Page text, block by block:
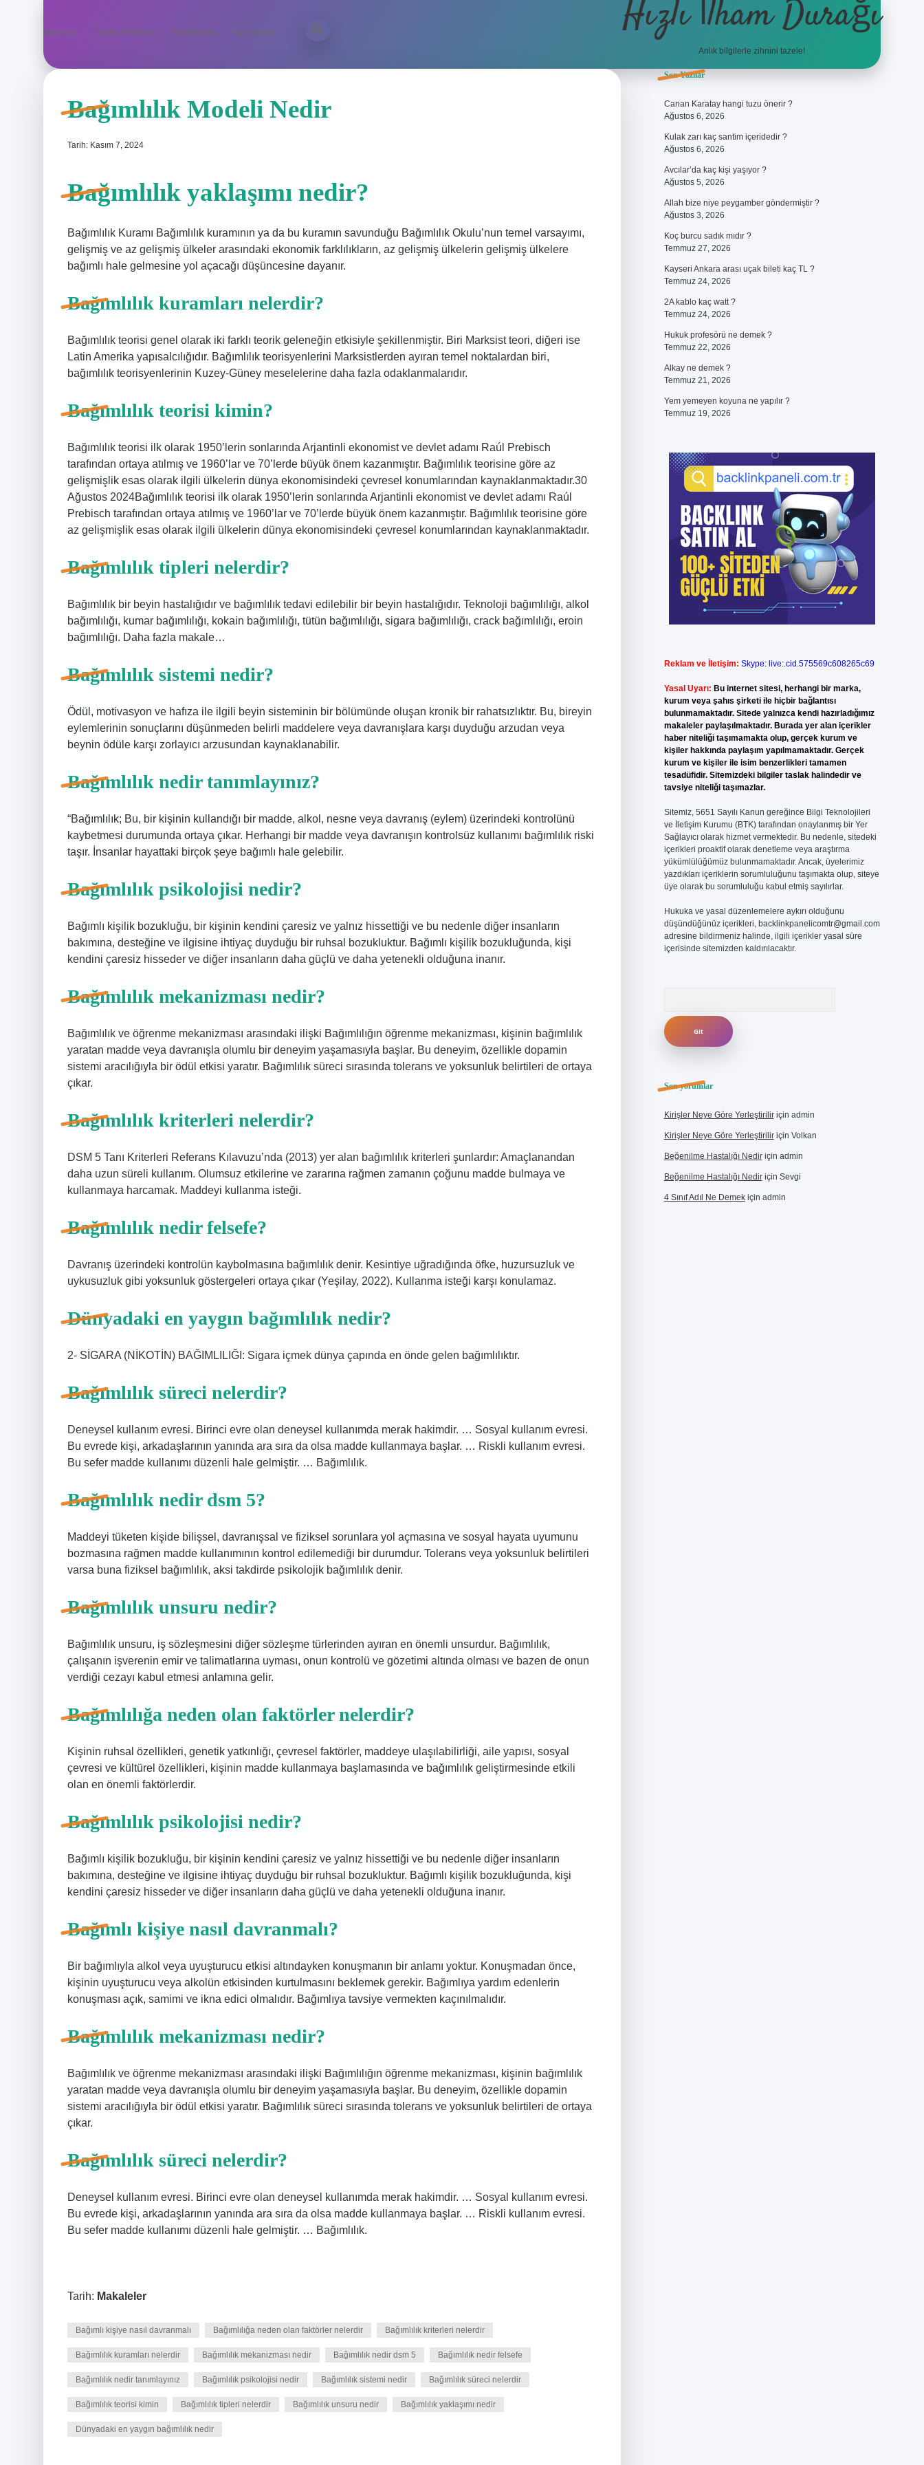
Anasayfa Gizlilik Politikası Yasal Uyarı Hakkımızda Hızlı İlham Durağı
Anlık bilgilerle zihnini tazele!
Bağımlılık Modeli Nedir
Tarih: Kasım 7, 2024
Bağımlılık yaklaşımı nedir?
Bağımlılık Kuramı Bağımlılık kuramının ya da bu kuramın savunduğu Bağımlılık Okulu’nun temel varsayımı,
gelişmiş ve az gelişmiş ülkeler arasındaki ekonomik farklılıkların, az gelişmiş ülkelerin gelişmiş ülkelere
bağımlı hale gelmesine yol açacağı düşüncesine dayanır.
Bağımlılık kuramları nelerdir?
Bağımlılık teorisi genel olarak iki farklı teorik geleneğin etkisiyle şekillenmiştir. Biri Marksist teori, diğeri ise
Latin Amerika yapısalcılığıdır. Bağımlılık teorisyenlerini Marksistlerden ayıran temel noktalardan biri,
bağımlılık teorisyenlerinin Kuzey-Güney meselelerine daha fazla odaklanmalarıdır.
Bağımlılık teorisi kimin?
Bağımlılık teorisi ilk olarak 1950’lerin sonlarında Arjantinli ekonomist ve devlet adamı Raúl Prebisch
tarafından ortaya atılmış ve 1960’lar ve 70’lerde büyük önem kazanmıştır. Bağımlılık teorisine göre az
gelişmişlik esas olarak ilgili ülkelerin dünya ekonomisindeki çevresel konumlarından kaynaklanmaktadır.30
Ağustos 2024Bağımlılık teorisi ilk olarak 1950’lerin sonlarında Arjantinli ekonomist ve devlet adamı Raúl
Prebisch tarafından ortaya atılmış ve 1960’lar ve 70’lerde büyük önem kazanmıştır. Bağımlılık teorisine göre
az gelişmişlik esas olarak ilgili ülkelerin dünya ekonomisindeki çevresel konumlarından kaynaklanmaktadır.
Bağımlılık tipleri nelerdir?
Bağımlılık bir beyin hastalığıdır ve bağımlılık tedavi edilebilir bir beyin hastalığıdır. Teknoloji bağımlılığı, alkol
bağımlılığı, kumar bağımlılığı, kokain bağımlılığı, tütün bağımlılığı, sigara bağımlılığı, crack bağımlılığı, eroin
bağımlılığı. Daha fazla makale…
Bağımlılık sistemi nedir?
Ödül, motivasyon ve hafıza ile ilgili beyin sisteminin bir bölümünde oluşan kronik bir rahatsızlıktır. Bu, bireyin
eylemlerinin sonuçlarını düşünmeden belirli maddelere veya davranışlara karşı duyduğu arzudan veya
beynin ödüle karşı zorlayıcı arzusundan kaynaklanabilir.
Bağımlılık nedir tanımlayınız?
“Bağımlılık; Bu, bir kişinin kullandığı bir madde, alkol, nesne veya davranış (eylem) üzerindeki kontrolünü
kaybetmesi durumunda ortaya çıkar. Herhangi bir madde veya davranışın kontrolsüz kullanımı bağımlılık riski
taşır. İnsanlar hayattaki birçok şeye bağımlı hale gelebilir.
Bağımlılık psikolojisi nedir?
Bağımlı kişilik bozukluğu, bir kişinin kendini çaresiz ve yalnız hissettiği ve bu nedenle diğer insanların
bakımına, desteğine ve ilgisine ihtiyaç duyduğu bir ruhsal bozukluktur. Bağımlı kişilik bozukluğunda, kişi
kendini çaresiz hisseder ve diğer insanların daha güçlü ve daha yetenekli olduğuna inanır.
Bağımlılık mekanizması nedir?
Bağımlılık ve öğrenme mekanizması arasındaki ilişki Bağımlılığın öğrenme mekanizması, kişinin bağımlılık
yaratan madde veya davranışla olumlu bir deneyim yaşamasıyla başlar. Bu deneyim, özellikle dopamin
sistemi aracılığıyla bir ödül etkisi yaratır. Bağımlılık süreci sırasında tolerans ve yoksunluk belirtileri de ortaya
çıkar.
Bağımlılık kriterleri nelerdir?
DSM 5 Tanı Kriterleri Referans Kılavuzu’nda (2013) yer alan bağımlılık kriterleri şunlardır: Amaçlanandan
daha uzun süreli kullanım. Olumsuz etkilerine ve zararına rağmen zamanın çoğunu madde bulmaya ve
kullanmaya harcamak. Maddeyi kullanma isteği.
Bağımlılık nedir felsefe?
Davranış üzerindeki kontrolün kaybolmasına bağımlılık denir. Kesintiye uğradığında öfke, huzursuzluk ve
uykusuzluk gibi yoksunluk göstergeleri ortaya çıkar (Yeşilay, 2022). Kullanma isteği karşı konulamaz.
Dünyadaki en yaygın bağımlılık nedir?
2- SİGARA (NİKOTİN) BAĞIMLILIĞI: Sigara içmek dünya çapında en önde gelen bağımlılıktır.
Bağımlılık süreci nelerdir?
Deneysel kullanım evresi. Birinci evre olan deneysel kullanımda merak hakimdir. … Sosyal kullanım evresi.
Bu evrede kişi, arkadaşlarının yanında ara sıra da olsa madde kullanmaya başlar. … Riskli kullanım evresi.
Bu sefer madde kullanımı düzenli hale gelmiştir. … Bağımlılık.
Bağımlılık nedir dsm 5?
Maddeyi tüketen kişide bilişsel, davranışsal ve fiziksel sorunlara yol açmasına ve sosyal hayata uyumunu
bozmasına rağmen madde kullanımının kontrol edilemediği bir durumdur. Tolerans veya yoksunluk belirtileri
varsa buna fiziksel bağımlılık, aksi takdirde psikolojik bağımlılık denir.
Bağımlılık unsuru nedir?
Bağımlılık unsuru, iş sözleşmesini diğer sözleşme türlerinden ayıran en önemli unsurdur. Bağımlılık,
çalışanın işverenin emir ve talimatlarına uyması, onun kontrolü ve gözetimi altında olması ve bazen de onun
verdiği cezayı kabul etmesi anlamına gelir.
Bağımlılığa neden olan faktörler nelerdir?
Kişinin ruhsal özellikleri, genetik yatkınlığı, çevresel faktörler, maddeye ulaşılabilirliği, aile yapısı, sosyal
çevresi ve kültürel özellikleri, kişinin madde kullanmaya başlamasında ve bağımlılık geliştirmesinde etkili
olan en önemli faktörlerdir.
Bağımlılık psikolojisi nedir?
Bağımlı kişilik bozukluğu, bir kişinin kendini çaresiz ve yalnız hissettiği ve bu nedenle diğer insanların
bakımına, desteğine ve ilgisine ihtiyaç duyduğu bir ruhsal bozukluktur. Bağımlı kişilik bozukluğunda, kişi
kendini çaresiz hisseder ve diğer insanların daha güçlü ve daha yetenekli olduğuna inanır.
Bağımlı kişiye nasıl davranmalı?
Bir bağımlıyla alkol veya uyuşturucu etkisi altındayken konuşmanın bir anlamı yoktur. Konuşmadan önce,
kişinin uyuşturucu veya alkolün etkisinden kurtulmasını beklemek gerekir. Bağımlıya yardım edenlerin
konuşması açık, samimi ve ikna edici olmalıdır. Bağımlıya tavsiye vermekten kaçınılmalıdır.
Bağımlılık mekanizması nedir?
Bağımlılık ve öğrenme mekanizması arasındaki ilişki Bağımlılığın öğrenme mekanizması, kişinin bağımlılık
yaratan madde veya davranışla olumlu bir deneyim yaşamasıyla başlar. Bu deneyim, özellikle dopamin
sistemi aracılığıyla bir ödül etkisi yaratır. Bağımlılık süreci sırasında tolerans ve yoksunluk belirtileri de ortaya
çıkar.
Bağımlılık süreci nelerdir?
Deneysel kullanım evresi. Birinci evre olan deneysel kullanımda merak hakimdir. … Sosyal kullanım evresi.
Bu evrede kişi, arkadaşlarının yanında ara sıra da olsa madde kullanmaya başlar. … Riskli kullanım evresi.
Bu sefer madde kullanımı düzenli hale gelmiştir. … Bağımlılık.
Tarih: Makaleler
Bağımlı kişiye nasıl davranmalı Bağımlılığa neden olan faktörler nelerdir Bağımlılık kriterleri nelerdir
Bağımlılık kuramları nelerdir Bağımlılık mekanizması nedir Bağımlılık nedir dsm 5 Bağımlılık nedir felsefe
Bağımlılık nedir tanımlayınız Bağımlılık psikolojisi nedir Bağımlılık sistemi nedir Bağımlılık süreci nelerdir
Bağımlılık teorisi kimin Bağımlılık tipleri nelerdir Bağımlılık unsuru nedir Bağımlılık yaklaşımı nedir
Dünyadaki en yaygın bağımlılık nedir
Sidebar
Son Yazılar
Canan Karatay hangi tuzu önerir ?
Ağustos 6, 2026
Kulak zarı kaç santim içeridedir ?
Ağustos 6, 2026
Avcılar’da kaç kişi yaşıyor ?
Ağustos 5, 2026
Allah bize niye peygamber göndermiştir ?
Ağustos 3, 2026
Koç burcu sadık mıdır ?
Temmuz 27, 2026
Kayseri Ankara arası uçak bileti kaç TL ?
Temmuz 24, 2026
2A kablo kaç watt ?
Temmuz 24, 2026
Hukuk profesörü ne demek ?
Temmuz 22, 2026
Alkay ne demek ?
Temmuz 21, 2026
Yem yemeyen koyuna ne yapılır ?
Temmuz 19, 2026
Reklam ve İletişim: Skype: live:.cid.575569c608265c69
Yasal Uyarı: Bu internet sitesi, herhangi bir marka,
kurum veya şahıs şirketi ile hiçbir bağlantısı
bulunmamaktadır. Sitede yalnızca kendi hazırladığımız
makaleler paylaşılmaktadır. Burada yer alan içerikler
haber niteliği taşımamakta olup, gerçek kurum ve
kişiler hakkında paylaşım yapılmamaktadır. Gerçek
kurum ve kişiler ile isim benzerlikleri tamamen
tesadüfidir. Sitemizdeki bilgiler taslak halindedir ve
tavsiye niteliği taşımazlar.
Sitemiz, 5651 Sayılı Kanun gereğince Bilgi Teknolojileri
ve İletişim Kurumu (BTK) tarafından onaylanmış bir Yer
Sağlayıcı olarak hizmet vermektedir. Bu nedenle, sitedeki
içerikleri proaktif olarak denetleme veya araştırma
yükümlülüğümüz bulunmamaktadır. Ancak, üyelerimiz
yazdıkları içeriklerin sorumluluğunu taşımakta olup, siteye
üye olarak bu sorumluluğu kabul etmiş sayılırlar.
Hukuka ve yasal düzenlemelere aykırı olduğunu
düşündüğünüz içerikleri, backlinkpanelicomtr@gmail.com
adresine bildirmeniz halinde, ilgili içerikler yasal süre
içerisinde sitemizden kaldırılacaktır.
Son yorumlar
Kirişler Neye Göre Yerleştiriliriçin admin
Kirişler Neye Göre Yerleştiriliriçin Volkan
Beğenilme Hastalığı Nediriçin admin
Beğenilme Hastalığı Nediriçin Sevgi
4 Sınıf Adıl Ne Demekiçin admin